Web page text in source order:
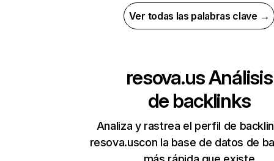
Ver todas las palabras clave →
resova.usAnálisis
de backlinks
Analiza y rastrea el perfil de
resova.uscon la base de datos de